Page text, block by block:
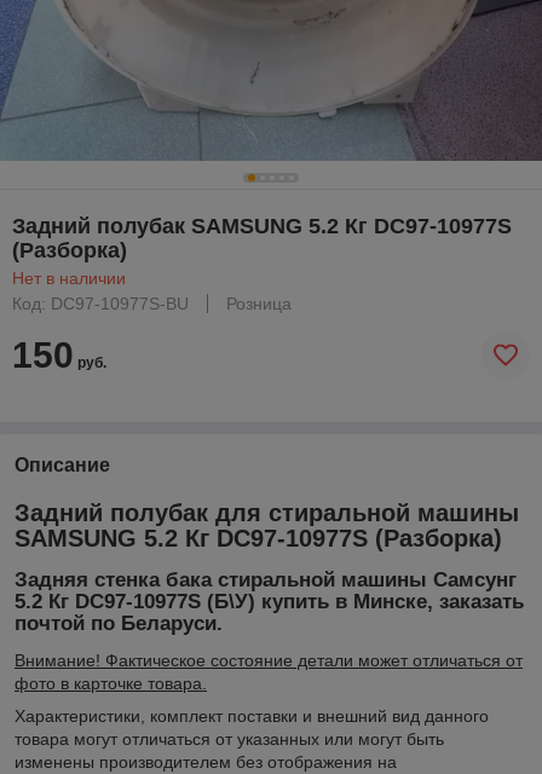
Задний полубак SAMSUNG 5.2 Кг DC97-10977S
(Разборка)
Нет в наличии
Код: DC97-10977S-BU
Розница
150 руб.
Описание
Задний полубак для стиральной машины
SAMSUNG 5.2 Кг DC97-10977S (Разборка)
Задняя стенка бака стиральной машины Самсунг
5.2 Кг DC97-10977S (Б\У) купить в Минске, заказать
почтой по Беларуси.
Внимание! Фактическое состояние детали может отличаться от
фото в карточке товара.
Xарактеристики, комплект поставки и внешний вид данного
товара могут отличаться от указанных или могут быть
изменены производителем без отображения на